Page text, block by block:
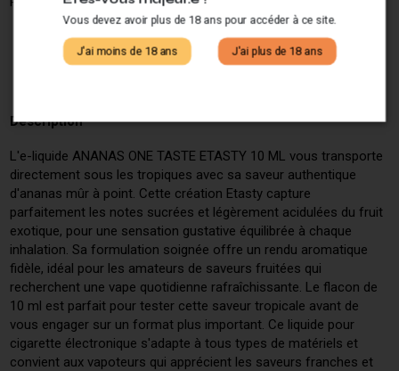
Description
L'e-liquide ANANAS ONE TASTE ETASTY 10 ML vous transporte
directement sous les tropiques avec sa saveur authentique
d'ananas mûr à point. Cette création Etasty capture
parfaitement les notes sucrées et légèrement acidulées du fruit
exotique, pour une sensation gustative équilibrée à chaque
inhalation. Sa formulation soignée offre un rendu aromatique
fidèle, idéal pour les amateurs de saveurs fruitées qui
recherchent une vape quotidienne rafraîchissante. Le flacon de
10 ml est parfait pour tester cette saveur tropicale avant de
vous engager sur un format plus important. Ce liquide pour
cigarette électronique s'adapte à tous types de matériels et
convient aux vapoteurs qui apprécient les saveurs franches et
Vous devez avoir plus de 18 ans pour accéder à ce site.
J'ai moins de 18 ans J'ai plus de 18 ans